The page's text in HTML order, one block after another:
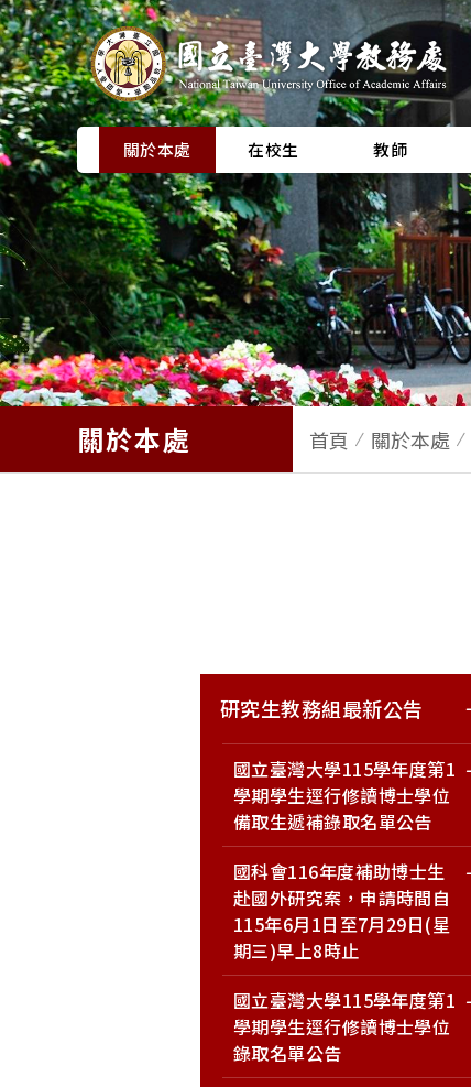
關於本處 在校生 教師
關於本處 首頁 關於本處
研究生教務組最新公告
國立臺灣大學115學年度第1
學期學生逕行修讀博士學位
備取生遞補錄取名單公告
國科會116年度補助博士生
赴國外研究案，申請時間自
115年6月1日至7月29日(星
期三)早上8時止
國立臺灣大學115學年度第1
學期學生逕行修讀博士學位
錄取名單公告